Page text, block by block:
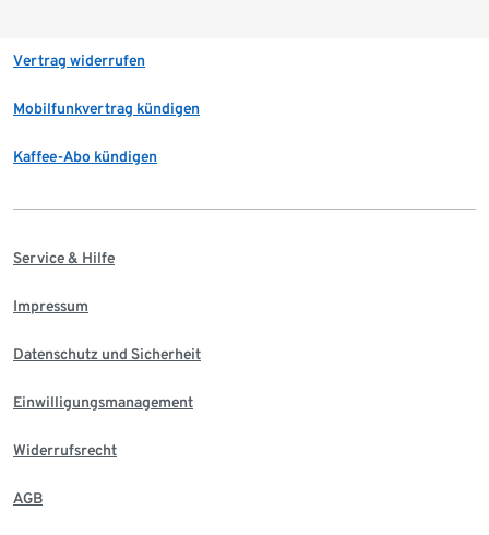
Vertrag widerrufen
Mobilfunkvertrag kündigen
Kaffee-Abo kündigen
Service & Hilfe
Impressum
Datenschutz und Sicherheit
Einwilligungsmanagement
Widerrufsrecht
AGB